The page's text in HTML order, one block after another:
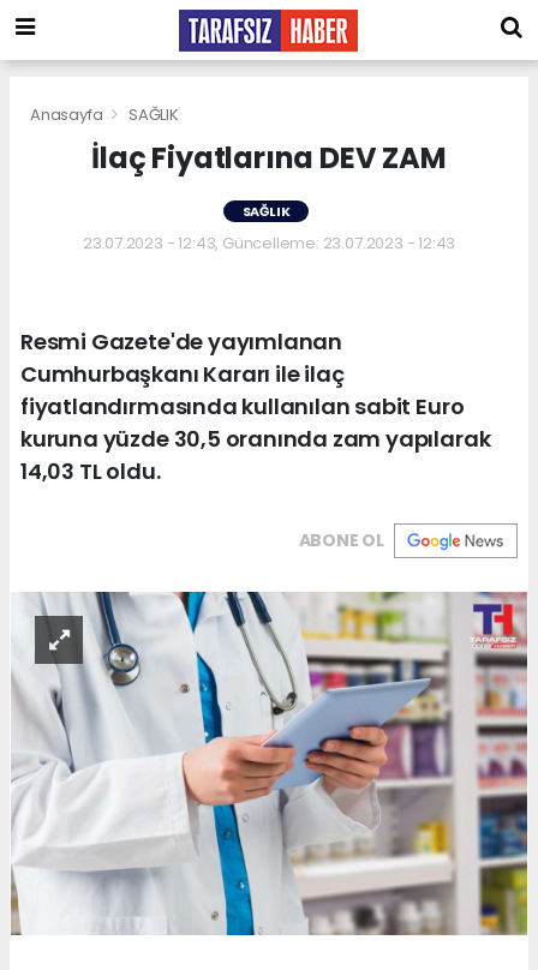
Anasayfa SAĞLIK
İlaç Fiyatlarına DEV ZAM
SAĞLIK
23.07.2023 - 12:43, Güncelleme: 23.07.2023 - 12:43
Resmi Gazete'de yayımlanan
Cumhurbaşkanı Kararı ile ilaç
fiyatlandırmasında kullanılan sabit Euro
kuruna yüzde 30,5 oranında zam yapılarak
14,03 TL oldu.
ABONE OL